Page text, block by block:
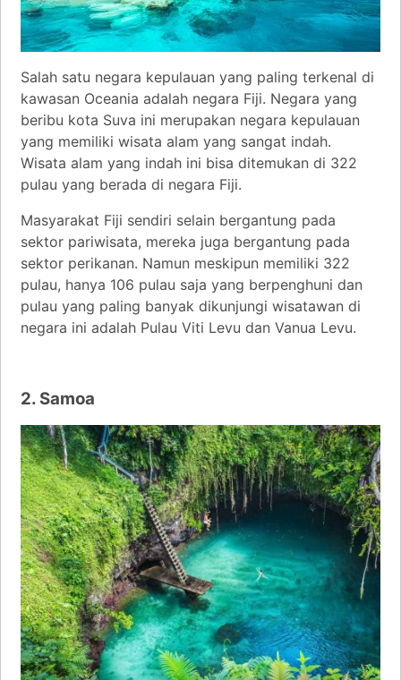
Salah satu negara kepulauan yang paling terkenal di
kawasan Oceania adalah negara Fiji. Negara yang
beribu kota Suva ini merupakan negara kepulauan
yang memiliki wisata alam yang sangat indah.
Wisata alam yang indah ini bisa ditemukan di 322
pulau yang berada di negara Fiji.
Masyarakat Fiji sendiri selain bergantung pada
sektor pariwisata, mereka juga bergantung pada
sektor perikanan. Namun meskipun memiliki 322
pulau, hanya 106 pulau saja yang berpenghuni dan
pulau yang paling banyak dikunjungi wisatawan di
negara ini adalah Pulau Viti Levu dan Vanua Levu.
2. Samoa